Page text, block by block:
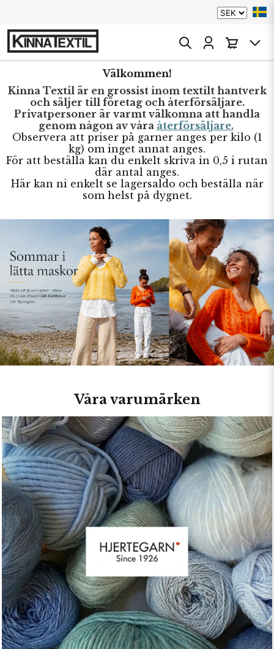
Välkommen!
Kinna Textil är en grossist inom textilt hantverk
och säljer till företag och återförsäljare.
Privatpersoner är varmt välkomna att handla
genom någon av våra återförsäljare.
Observera att priser på garner anges per kilo (1
kg) om inget annat anges.
För att beställa kan du enkelt skriva in 0,5 i rutan
där antal anges.
Här kan ni enkelt se lagersaldo och beställa när
som helst på dygnet.
Våra varumärken